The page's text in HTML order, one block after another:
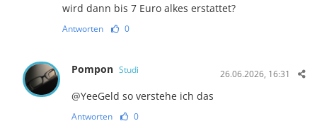
wird dann bis 7 Euro alkes erstattet?
Antworten 0
Pompon Studi 26.06.2026, 16:31
@YeeGeld so verstehe ich das
Antworten 0